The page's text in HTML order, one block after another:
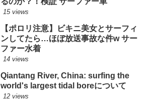
15 views
【ポロリ注意】ビキニ美女とサーフィ
ンしてたら…ほぼ放送事故な件w サー
ファー水着
14 views
Qiantang River, China: surfing the
world's largest tidal boreについて
12 views